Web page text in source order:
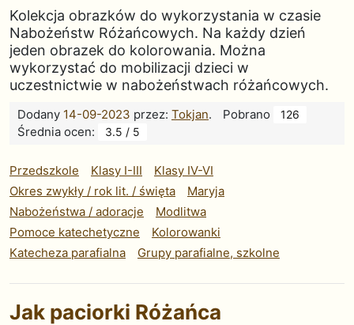
Kolekcja obrazków do wykorzystania w czasie
Nabożeństw Różańcowych. Na każdy dzień
jeden obrazek do kolorowania. Można
wykorzystać do mobilizacji dzieci w
uczestnictwie w nabożeństwach różańcowych.
Dodany 14-09-2023 przez: Tokjan. Pobrano 126
Średnia ocen: 3.5 / 5
Przedszkole Klasy I-III
Klasy IV-VI
Okres zwykły / rok lit. / święta
Maryja
Nabożeństwa / adoracje
Modlitwa
Pomoce katechetyczne
Kolorowanki
Katecheza parafialna
Grupy parafialne, szkolne
Jak paciorki Różańca